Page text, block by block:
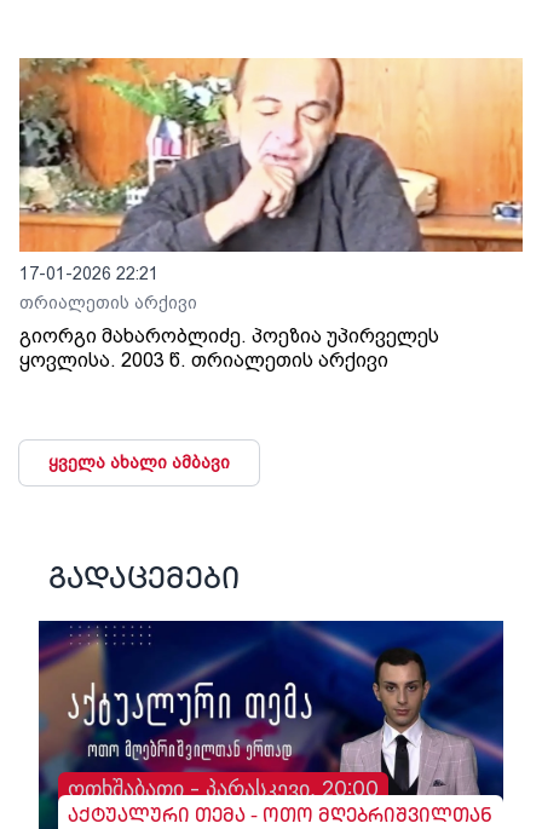
17-01-2026 22:21
თრიალეთის არქივი
გიორგი მახარობლიძე. პოეზია უპირველეს
ყოვლისა. 2003 წ. თრიალეთის არქივი
ყველა ახალი ამბავი
გადაცემები
ოთხშაბათი - პარასკევი, 20:00
აქტუალური თემა - ოთო მღებრიშვილთან